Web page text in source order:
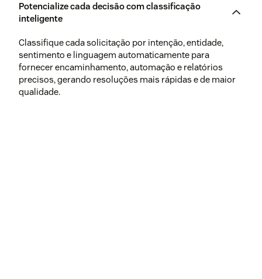
Potencialize cada decisão com classificação
inteligente
Classifique cada solicitação por intenção, entidade,
sentimento e linguagem automaticamente para
fornecer encaminhamento, automação e relatórios
precisos, gerando resoluções mais rápidas e de maior
qualidade.